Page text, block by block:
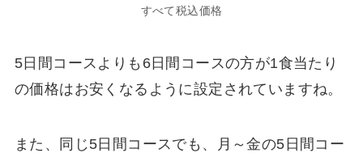
すべて税込価格
5日間コースよりも6日間コースの方が1食当たり
の価格はお安くなるように設定されていますね。
また、同じ5日間コースでも、月～金の5日間コー